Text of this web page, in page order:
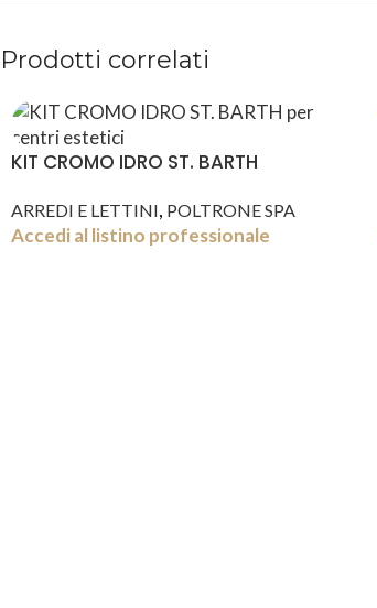
Prodotti correlati
KIT CROMO IDRO ST. BARTH
ARREDI E LETTINI, POLTRONE SPA
Accedi al listino professionale